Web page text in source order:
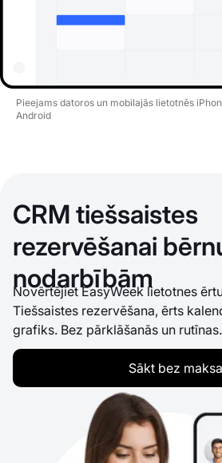
Pieejams datoros un mobilajās lietotnēs
Android
CRM tiešsaistes
rezervēšanai
nodarbībām
Novērtējiet EasyWeek lietotnes
Tiešsaistes rezervēšana, ērts
grafiks. Bez pārklāšanās un rutīnas.
Sākt bez